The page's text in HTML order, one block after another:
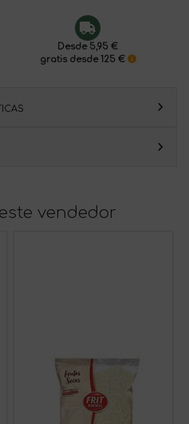
Desde 5,95 €
gratis desde 125 €
vendedor